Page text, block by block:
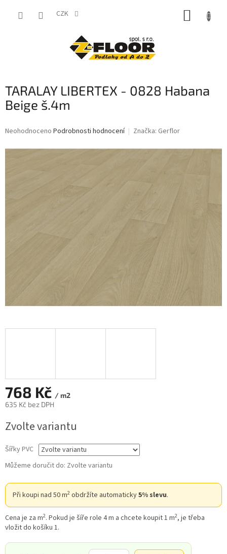
CZK
TARALAY LIBERTEX - 0828 Habana
Beige š.4m
Průměrné
produktu
Neohodnoceno Podrobnosti hodnocení Značka: Gerflor
768 Kč / m2
635 Kč bez DPH
cena:
Zvolte variantu
Šířky PVC
Můžeme doručit do: Zvolte variantu
Při koupi nad 50 m2 obdržíte automaticky5% slevu.
Cena je za m2. Pokud je šíře role 4 m a chcete koupit 1 m2, je třeba
vložit do košíku 1.